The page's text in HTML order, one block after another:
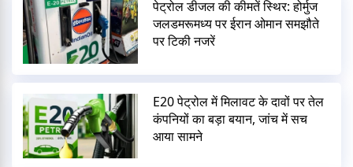
पेट्रोल डीजल की कीमतें स्थिर: होर्मुज
जलडमरूमध्य पर ईरान ओमान समझौते
पर टिकी नजरें
E20 पेट्रोल में मिलावट के दावों पर तेल
कंपनियों का बड़ा बयान, जांच में सच
आया सामने